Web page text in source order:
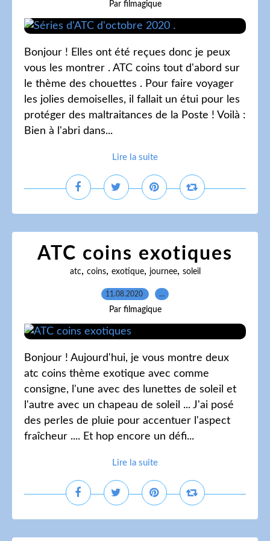
Par filmagique
Bonjour ! Elles ont été reçues donc je peux
vous les montrer . ATC coins tout d'abord sur
le thème des chouettes . Pour faire voyager
les jolies demoiselles, il fallait un étui pour les
protéger des maltraitances de la Poste ! Voilà :
Bien à l'abri dans...
Lire la suite
ATC coins exotiques
atc, coins, exotique, journee, soleil
11.08.2020 …
Par filmagique
Bonjour ! Aujourd'hui, je vous montre deux
atc coins thème exotique avec comme
consigne, l'une avec des lunettes de soleil et
l'autre avec un chapeau de soleil ... J'ai posé
des perles de pluie pour accentuer l'aspect
fraîcheur .... Et hop encore un défi...
Lire la suite